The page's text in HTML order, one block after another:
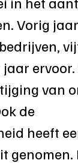
Vorig
van
de
heeft
genomen.